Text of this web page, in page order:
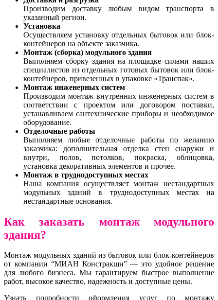
Производим доставку любым видом транспорта в
указанный регион.
Установка
Осуществляем установку отдельных бытовок или блок-
контейнеров на объекте заказчика.
Монтаж (сборка) модульного здания
Выполняем сборку здания на площадке силами наших
специалистов из отдельных готовых бытовок или блок-
контейнеров, привезенных в упаковке «Транспак».
Монтаж инженерных систем
Производим монтаж внутренних инженерных систем в
соответствии с проектом или договором поставки,
устанавливаем сантехнические приборы и необходимое
оборудование.
Отделочные работы
Выполняем любые отделочные работы по желанию
заказчика: дополнительная отделка стен снаружи и
внутри, полов, потолков, покраска, облицовка,
установка декоративных элементов и прочее.
Монтаж в труднодоступных местах
Наша компания осуществляет монтаж нестандартных
модульных зданий в труднодоступных местах на
нестандартные основания.
Как заказать монтаж модульного
здания?
Монтаж модульных зданий из бытовок или блок-контейнеров
от компании “МИАН Констракшн” — это удобное решение
для любого бизнеса. Мы гарантируем быстрое выполнение
работ, высокое качество, надежность и доступные цены.
Узнать подробности оформления услуг по монтажу